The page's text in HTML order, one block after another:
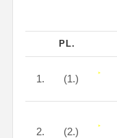
PL.
1. (1.)
2. (2.)